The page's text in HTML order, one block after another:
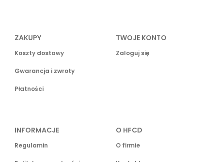
ZAKUPY
Koszty dostawy
Gwarancja i zwroty
Płatności
TWOJE KONTO
Zaloguj się
INFORMACJE
Regulamin
O HFCD
O firmie